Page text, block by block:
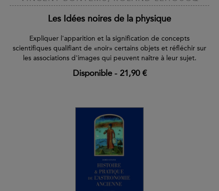
Les Idées noires de la physique
Expliquer l'apparition et la signification de concepts
scientifiques qualifiant de «noir» certains objets et réfléchir sur
les associations d'images qui peuvent naître à leur sujet.
Disponible- 21,90 €